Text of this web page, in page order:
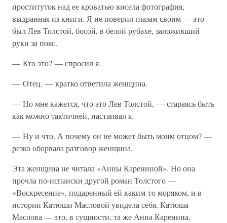
проституток над ее кроватью висела фотография,
выдранная из книги. Я не поверил глазам своим — это
был Лев Толстой, босой, в белой рубахе, заложивший
руки за пояс.
— Кто это? — спросил я.
— Отец, — кратко ответила женщина.
— Но мне кажется, что это Лев Толстой, — стараясь быть
как можно тактичней, настаивал я.
— Ну и что. А почему он не может быть моим отцом? —
резко оборвала разговор женщина.
Эта женщина не читала «Анны Карениной». Но она
прочла по-испански другой роман Толстого —
«Воскресение», подаренный ей каким-то моряком, и в
истории Катюши Масловой увидела себя. Катюша
Маслова — это, в сущности, та же Анна Каренина,